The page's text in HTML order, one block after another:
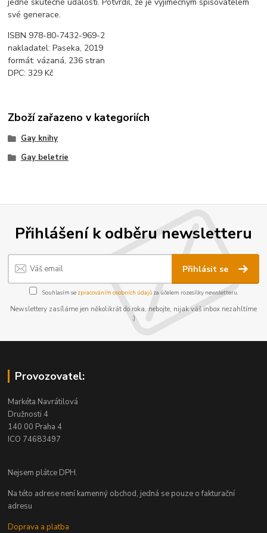
své generace.
ISBN 978-80-7432-969-2
nakladatel: Paseka, 2019
formát: vázaná, 236 stran
DPC: 329 Kč
Zboží zařazeno v kategoriích
Gay knihy
Gay beletrie
Přihlášení k odběru newsletteru
Přihlásit se
Souhlasím se zpracováním osobních údajůza účelem rozesílky newsletteru.
Newslettery zasíláme jen několikrát do roka, nebojte, nijak váš inbox nezahltíme
:)
Provozovatel:
Markéta Navrátilová
Družnosti 4
140 00 Praha 4
ICO 74683497
Nejsem plátce DPH.
Na této adrese není kamenný obchod, jedná se pouze o fakturační
adresu
Doprava a platba